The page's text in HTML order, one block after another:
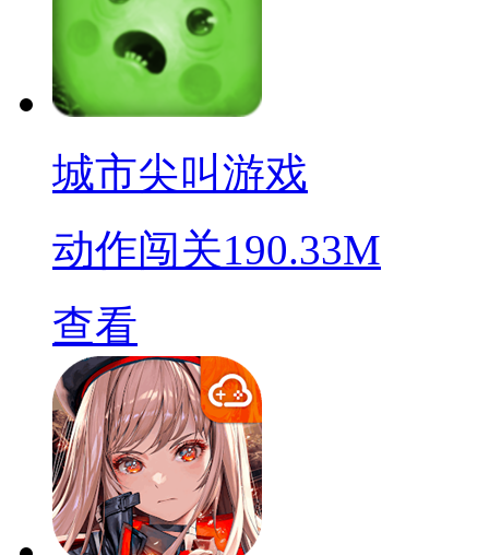
城市尖叫游戏
动作闯关190.33M
查看